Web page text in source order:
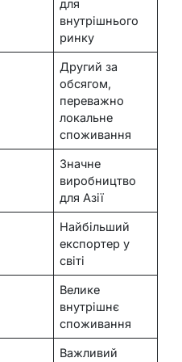
для
внутрішнього
ринку
Другий за
обсягом,
переважно
локальне
споживання
Значне
виробництво
для Азії
Найбільший
експортер у
світі
Велике
внутрішнє
споживання
Важливий